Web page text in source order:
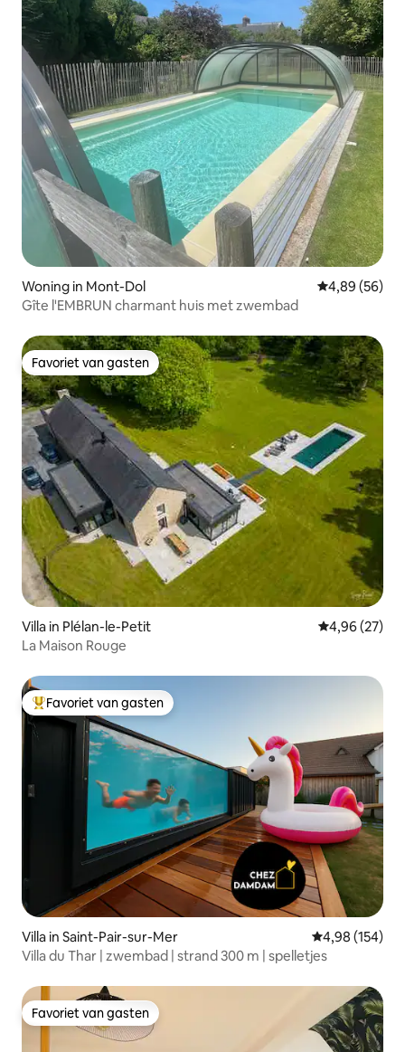
Woning in Mont-Dol Gemiddelde
4,89 (56)
Gîte l'EMBRUN charmant huis met zwembad
Favoriet van gasten
Favoriet van gasten
Villa in Plélan-le-Petit Gemiddelde
4,96 (27)
La Maison Rouge
Topfavoriet van gasten
Favoriet van gasten
Villa in Saint-Pair-sur-Mer Gemiddelde
4,98 (154)
Villa du Thar | zwembad | strand 300 m | spelletjes
Favoriet van gasten
Favoriet van gasten